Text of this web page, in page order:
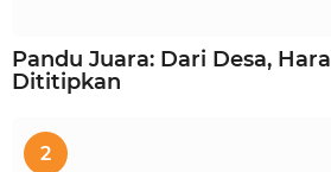
Pandu Juara: Dari Desa,
Dititipkan
2